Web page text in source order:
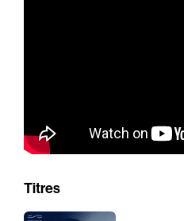
Titres